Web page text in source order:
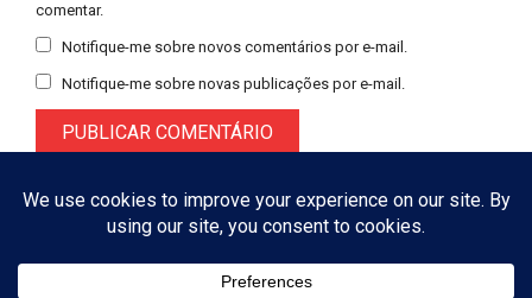
comentar.
Notifique-me sobre novos comentários por e-mail.
Notifique-me sobre novas publicações por e-mail.